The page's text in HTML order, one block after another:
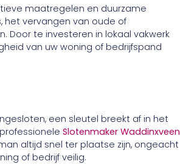
maatregelen en duurzame
het vervangen van oude of
Door te investeren in lokaal vakwerk
van uw woning of bedrijfspand
een sleutel breekt af in het
Slotenmaker Waddinxveen
altijd snel ter plaatse zijn, ongeacht
of bedrijf veilig.